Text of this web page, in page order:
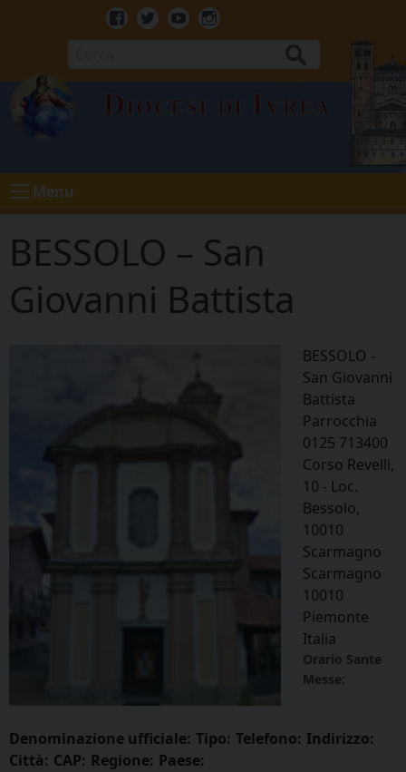
Facebook
TwitterYoutubeInstagram
Diocesi di Ivrea
Menu
BESSOLO – San
Giovanni Battista
Denominazione ufficiale:
BESSOLO -
San Giovanni
Battista
Tipo:
Parrocchia
Telefono:
0125 713400
Indirizzo:
Corso Revelli,
10 - Loc.
Bessolo,
10010
Scarmagno
Città:
Scarmagno
CAP:
10010
Regione:
Piemonte
Paese:
Italia
Orario Sante
Messe: